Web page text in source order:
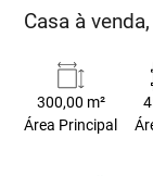
Casa à
300,00 m²
Área Principal